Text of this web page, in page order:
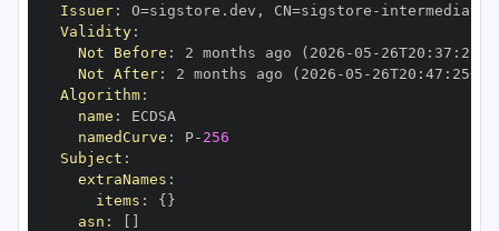
Issuer: O=sigstore.dev , CN=sigstore -
Validity:
Not Before : 2 months ago (2026 -05 - 26T20 : 37 :
Not After: 2 months ago (2026 -05 - 26T20 : 47 : 25+00
Algorithm:
name :
namedCurve : P- 256
Subject :
extraNames :
items : { }
asn :